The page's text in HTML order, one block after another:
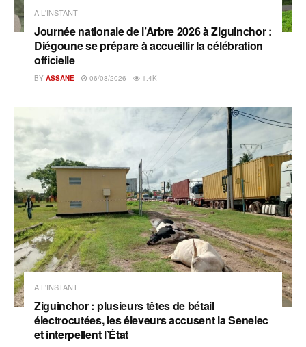
A L'INSTANT
Journée nationale de l’Arbre 2026 à Ziguinchor :
Diégoune se prépare à accueillir la célébration
officielle
BY ASSANE 06/08/2026 1.4K
A L'INSTANT
Ziguinchor : plusieurs têtes de bétail
électrocutées, les éleveurs accusent la Senelec
et interpellent l’État